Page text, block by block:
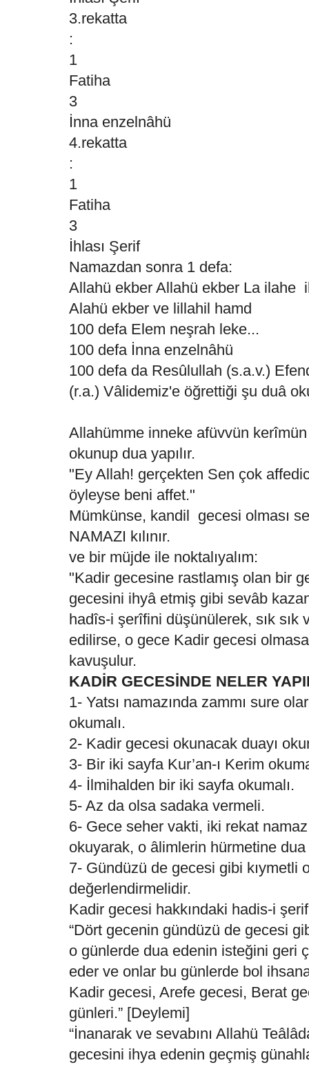
3.rekatta
:
1
Fatiha
3
İnna enzelnâhü
4.rekatta
:
1
Fatiha
3
İhlası Şerif
Namazdan sonra 1 defa:
Allahü ekber Allahü ekber La ilahe
Alahü ekber ve lillahil hamd
100 defa Elem neşrah leke...
100 defa İnna enzelnâhü
100 defa da Resûlullah (s.a.v.)
(r.a.) Vâlidemiz'e öğrettiği şu duâ
Allahümme inneke afüvvün
okunup dua yapılır.
"Ey Allah! gerçekten Sen çok
öyleyse beni affet."
Mümkünse, kandil gecesi olması
NAMAZI kılınır.
ve bir müjde ile noktalıyalım:
"Kadir gecesine rastlamış olan bir
gecesini ihyâ etmiş gibi sevâb
hadîs-i şerîfini düşünülerek, sık sık
edilirse, o gece Kadir gecesi
kavuşulur.
KADİR GECESİNDE NELER
1- Yatsı namazında zammı sure
okumalı.
2- Kadir gecesi okunacak duayı
3- Bir iki sayfa Kur’an-ı Kerim
4- İlmihalden bir iki sayfa okumalı.
5- Az da olsa sadaka vermeli.
6- Gece seher vakti, iki rekat
okuyarak, o âlimlerin hürmetine
7- Gündüzü de gecesi gibi kıymetli
değerlendirmelidir.
Kadir gecesi hakkındaki hadis-i
“Dört gecenin gündüzü de gecesi
o günlerde dua edenin isteğini geri
eder ve onlar bu günlerde bol
Kadir gecesi, Arefe gecesi, Berat
günleri.” [Deylemi]
“İnanarak ve sevabını Allahü
gecesini ihya edenin geçmiş